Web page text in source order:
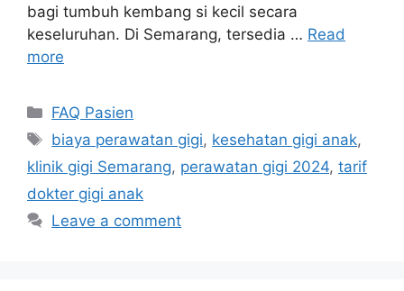
bagi tumbuh kembang si kecil secara
keseluruhan. Di Semarang, tersedia … Read
more
Categories
FAQ Pasien
Tags
biaya perawatan gigi, kesehatan gigi anak,
klinik gigi Semarang, perawatan gigi 2024, tarif
dokter gigi anak
Leave a comment